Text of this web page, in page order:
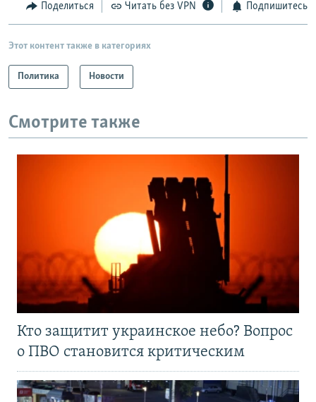
Поделиться Читать без VPN Подпишитесь
Этот контент также в категориях
Политика Новости
Смотрите также
Кто защитит украинское небо? Вопрос
о ПВО становится критическим